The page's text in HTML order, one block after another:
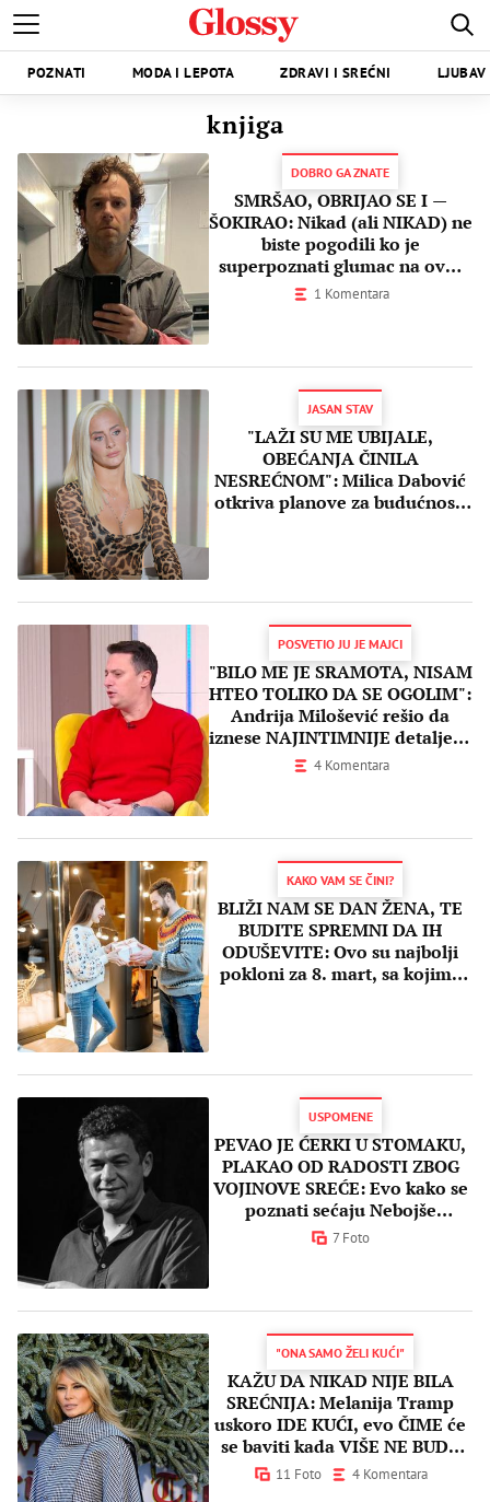
POZNATI MODA I LEPOTA ZDRAVI I SREĆNI
knjiga
DOBRO GA ZNATE
SMRŠAO, OBRIJAO SE I —
ŠOKIRAO: Nikad (ali NIKAD) ne
biste pogodili ko je
superpoznati glumac na ovoj
fotografiji
1 Komentara
JASAN STAV
"LAŽI SU ME UBIJALE,
OBEĆANJA ČINILA
NESREĆNOM": Milica Dabović
otkriva planove za budućnost,
POSVETIO JU JE MAJCI
"BILO ME JE SRAMOTA, NISAM
HTEO TOLIKO DA SE OGOLIM":
Andrija Milošević rešio da
iznese NAJINTIMNIJE detalje iz
života
4 Komentara
KAKO VAM SE ČINI?
BLIŽI NAM SE DAN ŽENA, TE
BUDITE SPREMNI DA IH
ODUŠEVITE: Ovo su najbolji
pokloni za 8. mart, sa kojima
USPOMENE
PEVAO JE ĆERKI U STOMAKU,
PLAKAO OD RADOSTI ZBOG
VOJINOVE SREĆE: Evo kako se
poznati sećaju Nebojše
Glogovca
7 Foto
"ONA SAMO ŽELI KUĆI"
KAŽU DA NIKAD NIJE BILA
SREĆNIJA: Melanija Tramp
uskoro IDE KUĆI, evo ČIME će
se baviti kada VIŠE NE BUDE
prva dama
11 Foto 4 Komentara